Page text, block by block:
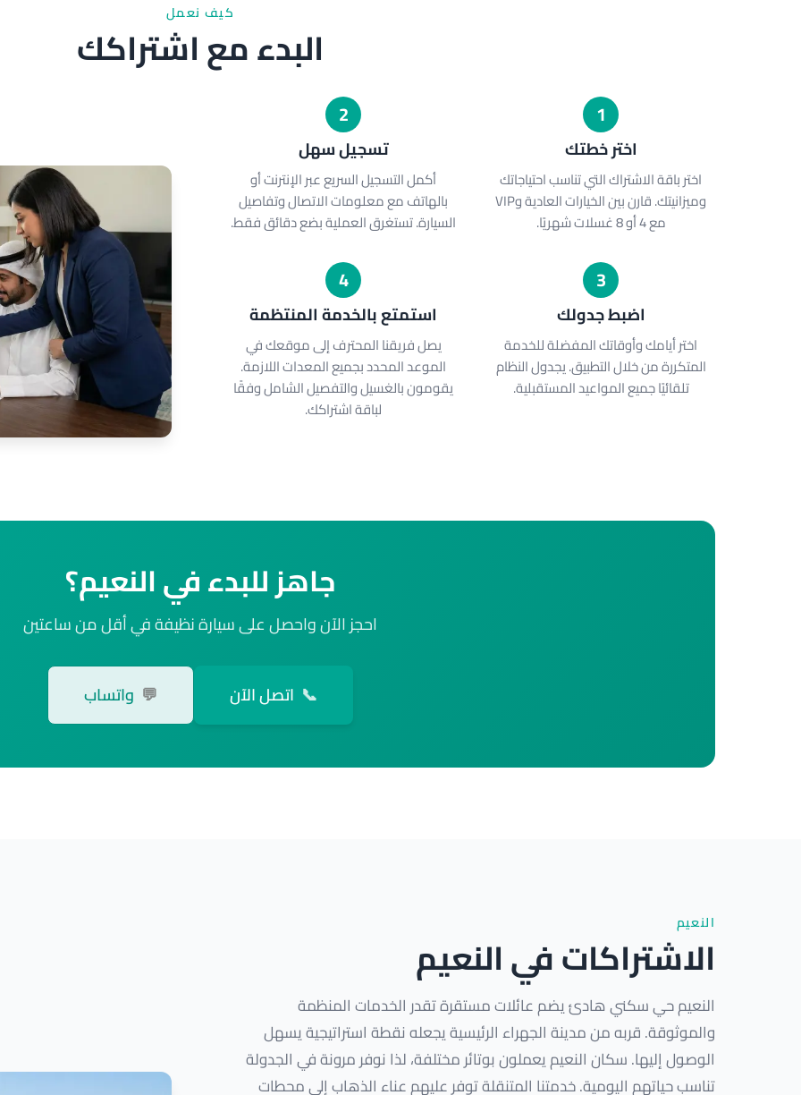
كيف نعمل
البدء مع اشتراكك
1
اختر خطتك
اختر باقة الاشتراك التي تناسب احتياجاتك
وميزانيتك. قارن بين الخيارات العادية وVIP
مع 4 أو 8 غسلات شهريًا.
2
تسجيل سهل
أكمل التسجيل السريع عبر الإنترنت أو
بالهاتف مع معلومات الاتصال وتفاصيل
السيارة. تستغرق العملية بضع دقائق فقط.
3
اضبط جدولك
اختر أيامك وأوقاتك المفضلة للخدمة
المتكررة من خلال التطبيق. يجدول النظام
تلقائيًا جميع المواعيد المستقبلية.
4
استمتع بالخدمة المنتظمة
يصل فريقنا المحترف إلى موقعك في
الموعد المحدد بجميع المعدات اللازمة.
يقومون بالغسيل والتفصيل الشامل وفقًا
لباقة اشتراكك.
جاهز للبدء في النعيم؟
احجز الآن واحصل على سيارة نظيفة في أقل من ساعتين
📞 اتصل الآن 💬 واتساب
النعيم
الاشتراكات في النعيم
النعيم حي سكني هادئ يضم عائلات مستقرة تقدر الخدمات المنظمة
والموثوقة. قربه من مدينة الجهراء الرئيسية يجعله نقطة استراتيجية يسهل
الوصول إليها. سكان النعيم يعملون بوتائر مختلفة، لذا نوفر مرونة في الجدولة
تناسب حياتهم اليومية. خدمتنا المتنقلة توفر عليهم عناء الذهاب إلى محطات